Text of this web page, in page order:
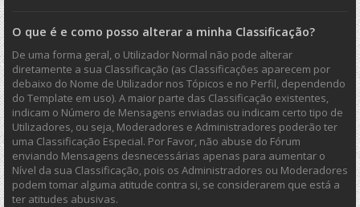
O que é e como posso alterar a minha Classificação?
De uma forma geral, o Utilizador Normal não pode alterar
diretamente a sua Classificação (as Classificações aparecem por
debaixo do Nome de Utilizador nos Tópicos e no Perfil, dependendo
do Template em uso). A maior parte das Classificação existentes,
indicam o Número de Mensagens enviadas ou indicam certo tipo de
Utilizadores, ou seja, Moderadores e Administradores poderão ter
uma Classificação Especial. Por Favor, não abuse do Fórum
enviando Mensagens desnecessárias apenas para aumentar o
Nível da sua Classificação, pois os Administradores ou Moderadores
podem tomar alguma atitude contra si, se considerarem que está a
ter atitudes abusivas.